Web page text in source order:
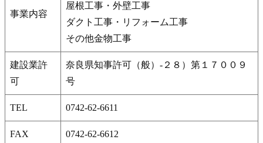
事業内容
屋根工事・外壁工事
ダクト工事・リフォーム工事
その他金物工事
建設業許
可
奈良県知事許可（般）-２８）第１７００９
号
TEL 0742-62-6611
FAX 0742-62-6612